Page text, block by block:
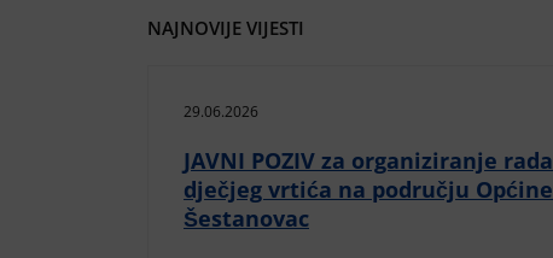
NAJNOVIJE VIJESTI
29.06.2026
JAVNI POZIV za organiziranje rada
dječjeg vrtića na području Općine
Šestanovac